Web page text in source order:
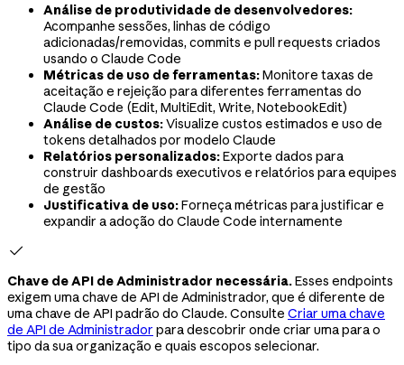
Análise de produtividade de desenvolvedores:
Acompanhe sessões, linhas de código
adicionadas/removidas, commits e pull requests criados
usando o Claude Code
Métricas de uso de ferramentas:Monitore taxas de
aceitação e rejeição para diferentes ferramentas do
Claude Code (Edit, MultiEdit, Write, NotebookEdit)
Análise de custos:Visualize custos estimados e uso de
tokens detalhados por modelo Claude
Relatórios personalizados:Exporte dados para
construir dashboards executivos e relatórios para equipes
de gestão
Justificativa de uso:Forneça métricas para justificar e
expandir a adoção do Claude Code internamente

Chave de API de Administrador necessária.Esses endpoints
exigem uma chave de API de Administrador, que é diferente de
uma chave de API padrão do Claude. Consulte Criar uma chave
de API de Administrador para descobrir onde criar uma para o
tipo da sua organização e quais escopos selecionar.